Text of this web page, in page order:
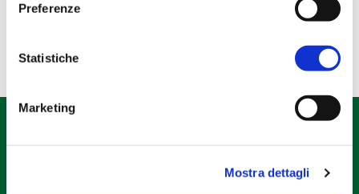
Preferenze
Statistiche
Marketing
Mostra dettagli